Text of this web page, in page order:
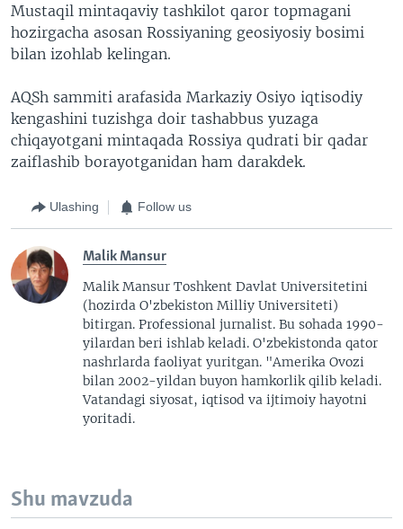
Mustaqil mintaqaviy tashkilot qaror topmagani
hozirgacha asosan Rossiyaning geosiyosiy bosimi
bilan izohlab kelingan.
AQSh sammiti arafasida Markaziy Osiyo iqtisodiy
kengashini tuzishga doir tashabbus yuzaga
chiqayotgani mintaqada Rossiya qudrati bir qadar
zaiflashib borayotganidan ham darakdek.
Ulashing Follow us
Malik Mansur
Malik Mansur Toshkent Davlat Universitetini
(hozirda O'zbekiston Milliy Universiteti)
bitirgan. Professional jurnalist. Bu sohada 1990-
yilardan beri ishlab keladi. O'zbekistonda qator
nashrlarda faoliyat yuritgan. "Amerika Ovozi
bilan 2002-yildan buyon hamkorlik qilib keladi.
Vatandagi siyosat, iqtisod va ijtimoiy hayotni
yoritadi.
Shu mavzuda